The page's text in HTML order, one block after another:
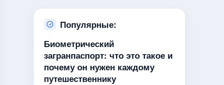
Популярные:
Биометрический
загранпаспорт: что это такое и
почему он нужен каждому
путешественнику